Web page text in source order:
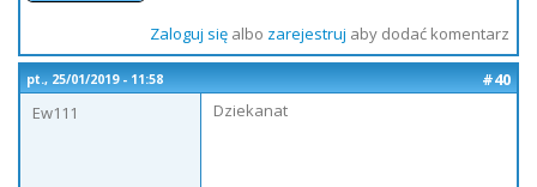
Zaloguj sięalbo zarejestruj aby dodać komentarz
pt., 25/01/2019 - 11:58
#40
Ew111
Dziekanat